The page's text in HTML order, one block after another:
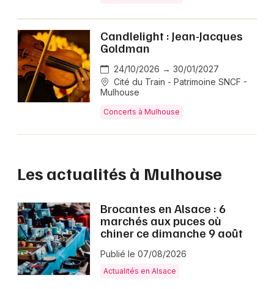
Candlelight : Jean-Jacques
Goldman
24/10/2026 → 30/01/2027
Cité du Train - Patrimoine SNCF -
Mulhouse
Concerts à Mulhouse
Les actualités à Mulhouse
Brocantes en Alsace : 6
marchés aux puces où
chiner ce dimanche 9 août
Publié le 07/08/2026
Actualités en Alsace